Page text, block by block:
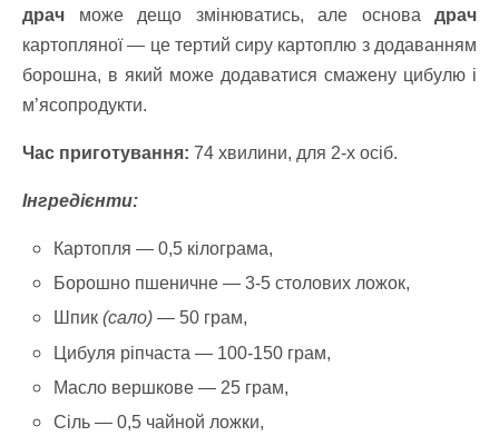
драч може дещо змінюватись, але основа драч
картопляної — це тертий сиру картоплю з додаванням
борошна, в який може додаватися смажену цибулю і
м’ясопродукти.
Час приготування: 74 хвилини, для 2-х осіб.
Інгредієнти:
Картопля — 0,5 кілограма,
Борошно пшеничне — 3-5 столових ложок,
Шпик(сало) — 50 грам,
Цибуля ріпчаста — 100-150 грам,
Масло вершкове — 25 грам,
Сіль — 0,5 чайной ложки,